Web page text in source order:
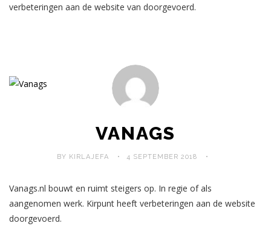
verbeteringen aan de website van doorgevoerd.
VANAGS
BY KIRLAJEFA 4 SEPTEMBER 2018
Vanags.nl bouwt en ruimt steigers op. In regie of als
aangenomen werk. Kirpunt heeft verbeteringen aan de website
doorgevoerd.